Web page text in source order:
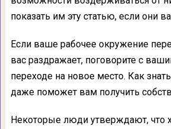
показать им эту статью, если они
Если ваше рабочее окружение
вас раздражает, поговорите с
переходе на новое место. Как
даже поможет вам получить
Некоторые люди утверждают, что